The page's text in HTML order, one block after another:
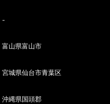
-
富山県富山市
宮城県仙台市青葉区
沖縄県国頭郡